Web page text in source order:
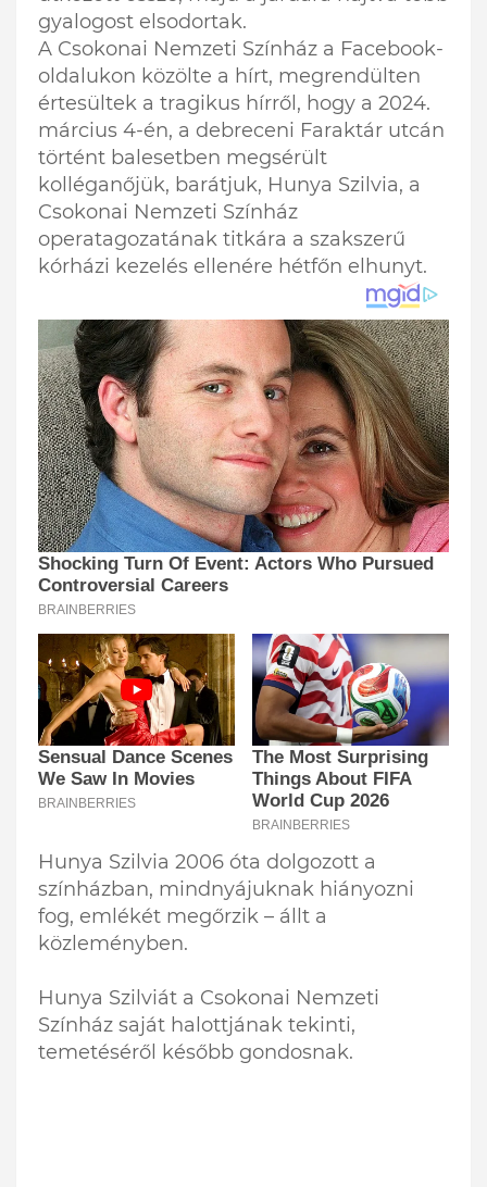
gyalogost elsodortak.
A Csokonai Nemzeti Színház a Facebook-
oldalukon közölte a hírt, megrendülten
értesültek a tragikus hírről, hogy a 2024.
március 4-én, a debreceni Faraktár utcán
történt balesetben megsérült
kolléganőjük, barátjuk, Hunya Szilvia, a
Csokonai Nemzeti Színház
operatagozatának titkára a szakszerű
kórházi kezelés ellenére hétfőn elhunyt.
Hunya Szilvia 2006 óta dolgozott a
színházban, mindnyájuknak hiányozni
fog, emlékét megőrzik – állt a
közleményben.
Hunya Szilviát a Csokonai Nemzeti
Színház saját halottjának tekinti,
temetéséről később gondosnak.